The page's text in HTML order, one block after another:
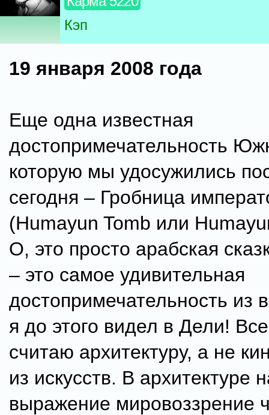
Кэп
19 января 2008 года
Еще одна известная
достопримечательность
которую мы удосужились
сегодня – Гробница
(Humayun Tomb или
О, это просто арабская
– это самое удивительная
достопримечательность из
я до этого видел в Дели!
считаю архитектуру, а не
из искусств. В архитектуре
выражение мировоззрение